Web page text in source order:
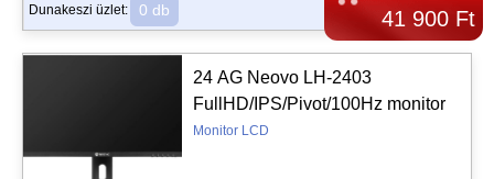
41 900 Ft
Dunakeszi üzlet: 0 db
24 AG Neovo LH-2403
FullHD/IPS/Pivot/100Hz monitor
Monitor LCD